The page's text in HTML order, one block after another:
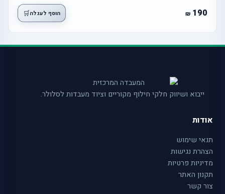
190 הוסף לעגלה🛒
ייבוא ושיווק חלקי חילוף מקוריים וציוד מעבדות לסלולר.
אודות
תנאי שימוש
הצהרת נגישות
מדיניות פרטיות
תקנון האתר
צור קשר